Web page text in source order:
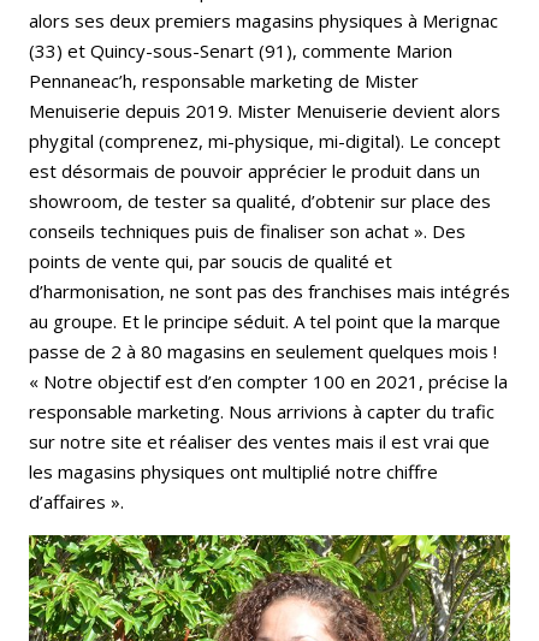
alors ses deux premiers magasins physiques à Merignac
(33) et Quincy-sous-Senart (91), commente Marion
Pennaneac’h, responsable marketing de Mister
Menuiserie depuis 2019. Mister Menuiserie devient alors
phygital (comprenez, mi-physique, mi-digital). Le concept
est désormais de pouvoir apprécier le produit dans un
showroom, de tester sa qualité, d’obtenir sur place des
conseils techniques puis de finaliser son achat ». Des
points de vente qui, par soucis de qualité et
d’harmonisation, ne sont pas des franchises mais intégrés
au groupe. Et le principe séduit. A tel point que la marque
passe de 2 à 80 magasins en seulement quelques mois !
« Notre objectif est d’en compter 100 en 2021, précise la
responsable marketing. Nous arrivions à capter du trafic
sur notre site et réaliser des ventes mais il est vrai que
les magasins physiques ont multiplié notre chiffre
d’affaires ».